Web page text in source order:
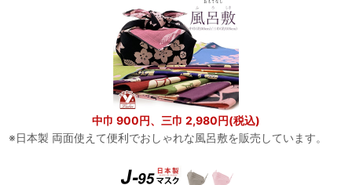
中巾 900円、三巾 2,980円(税込)
※日本製 両面使えて便利でおしゃれな風呂敷を販売しています。